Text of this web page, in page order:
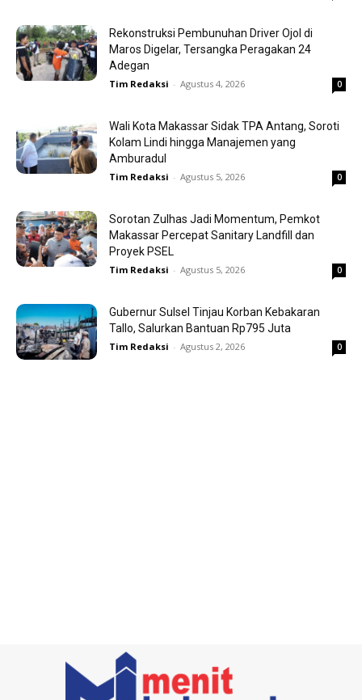
Rekonstruksi Pembunuhan Driver Ojol di
Maros Digelar, Tersangka Peragakan 24
Adegan
Tim Redaksi - Agustus 4, 2026 0
Wali Kota Makassar Sidak TPA Antang, Soroti
Kolam Lindi hingga Manajemen yang
Amburadul
Tim Redaksi - Agustus 5, 2026 0
Sorotan Zulhas Jadi Momentum, Pemkot
Makassar Percepat Sanitary Landfill dan
Proyek PSEL
Tim Redaksi - Agustus 5, 2026 0
Gubernur Sulsel Tinjau Korban Kebakaran
Tallo, Salurkan Bantuan Rp795 Juta
Tim Redaksi - Agustus 2, 2026 0